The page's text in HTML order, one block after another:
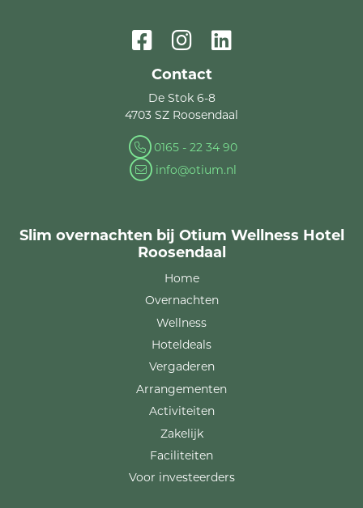
Contact
De Stok 6-8
4703 SZ Roosendaal
0165 - 22 34 90
info@otium.nl
Slim overnachten bij Otium Wellness Hotel
Roosendaal
Home
Overnachten
Wellness
Hoteldeals
Vergaderen
Arrangementen
Activiteiten
Zakelijk
Faciliteiten
Voor investeerders